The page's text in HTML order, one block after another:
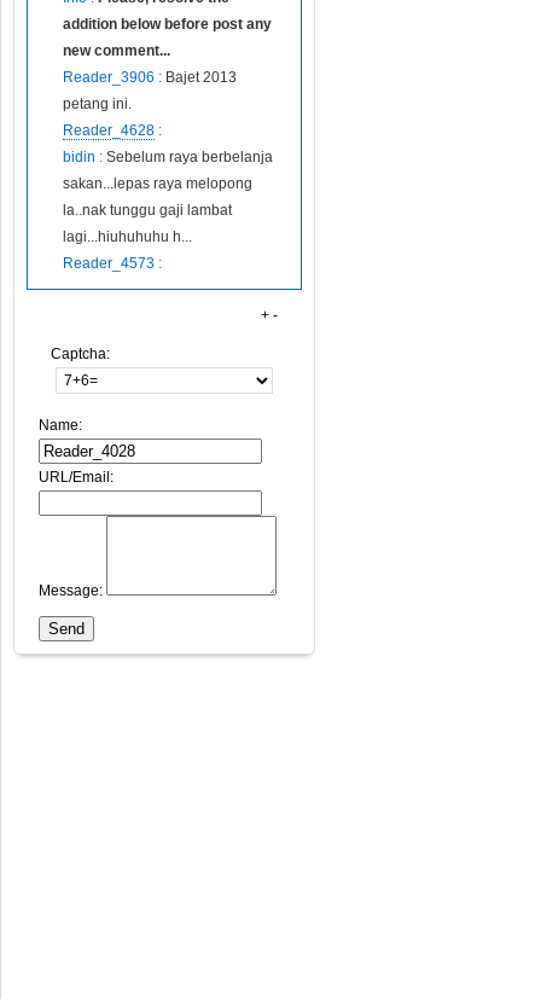
addition below before post any
new comment...
Reader_3906 : Bajet 2013
petang ini.
Reader_4628 :
bidin : Sebelum raya berbelanja
sakan...lepas raya melopong
la..nak tunggu gaji lambat
lagi...hiuhuhuhu h...
Reader_4573 :
+ -
Captcha:
Name:
URL/Email:
Message: